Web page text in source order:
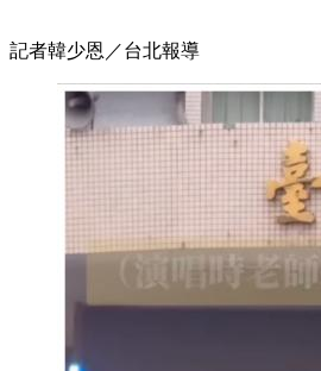
記者韓少恩／台北報導